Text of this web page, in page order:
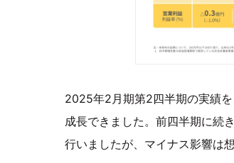
2025年2月期第2四半期の実績
成長できました。前四半期に続
行いましたが、マイナス影響は